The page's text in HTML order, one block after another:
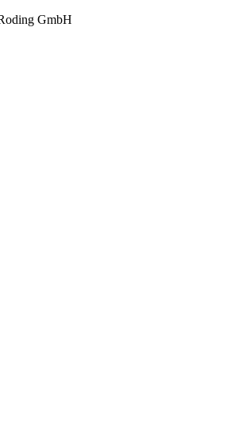
GmbH